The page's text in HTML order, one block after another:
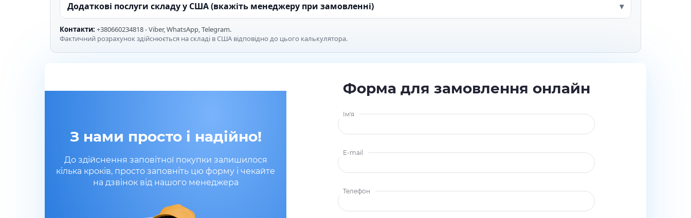
Додаткові послуги складу у США (вкажіть менеджеру при замовленні)
Контакти: +380660234818 - Viber, WhatsApp, Telegram.
Фактичний розрахунок здійснюється на складі в США відповідно до цього калькулятора.
З нами просто і надійно!
До здійснення заповітної покупки залишилося
кілька кроків, просто заповніть цю форму і чекайте
на дзвінок від нашого менеджера
Форма для замовлення онлайн
Ім'я
E-mail
Телефон